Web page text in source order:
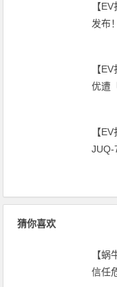
【
发布
【
优遭
【
JUQ-
猜你喜欢
【
信任